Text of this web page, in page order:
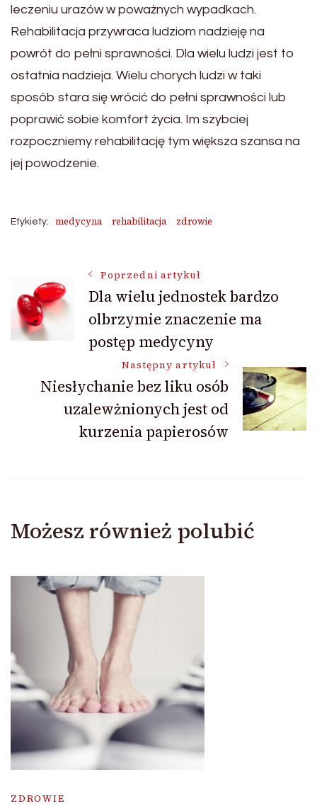
leczeniu urazów w poważnych wypadkach.
Rehabilitacja przywraca ludziom nadzieję na
powrót do pełni sprawności. Dla wielu ludzi jest to
ostatnia nadzieja. Wielu chorych ludzi w taki
sposób stara się wrócić do pełni sprawności lub
poprawić sobie komfort życia. Im szybciej
rozpoczniemy rehabilitację tym większa szansa na
jej powodzenie.
Etykiety: medycyna rehabilitacja zdrowie
Nawigacja
wpisu
Poprzedni artykuł
Dla wielu jednostek bardzo
olbrzymie znaczenie ma
postęp medycyny
Następny artykuł
Niesłychanie bez liku osób
uzalewżnionych jest od
kurzenia papierosów
Możesz również polubić
ZDROWIE